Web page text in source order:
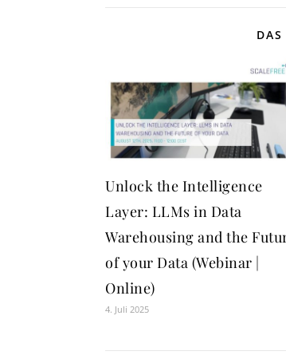
Unlock the Intelligence
Layer: LLMs in Data
Warehousing and the
of your Data (Webinar |
Online)
4. Juli 2025